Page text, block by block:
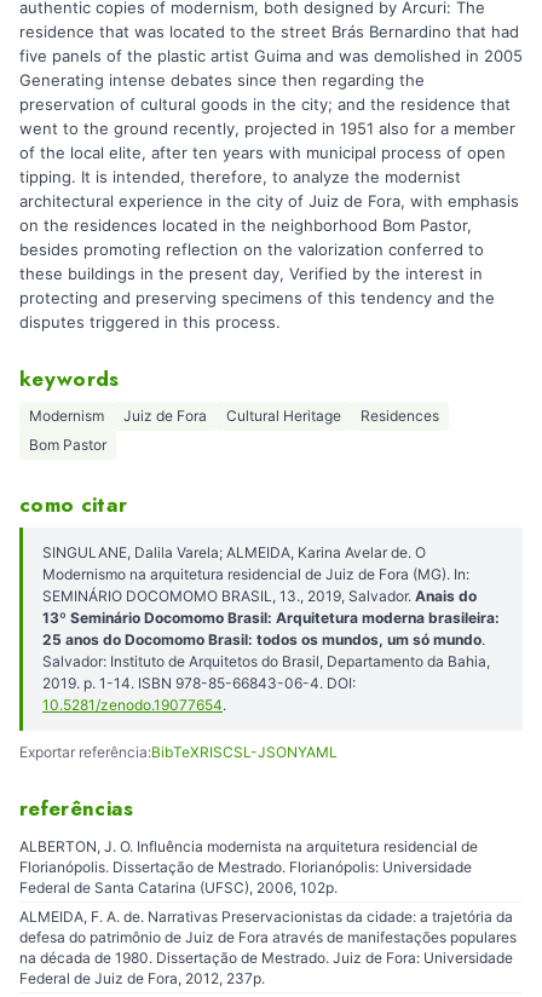
authentic copies of modernism, both designed by Arcuri: The
residence that was located to the street Brás Bernardino that had
five panels of the plastic artist Guima and was demolished in 2005
Generating intense debates since then regarding the
preservation of cultural goods in the city; and the residence that
went to the ground recently, projected in 1951 also for a member
of the local elite, after ten years with municipal process of open
tipping. It is intended, therefore, to analyze the modernist
architectural experience in the city of Juiz de Fora, with emphasis
on the residences located in the neighborhood Bom Pastor,
besides promoting reflection on the valorization conferred to
these buildings in the present day, Verified by the interest in
protecting and preserving specimens of this tendency and the
disputes triggered in this process.
keywords
Modernism Juiz de Fora Cultural Heritage
Residences
Bom Pastor
como citar
SINGULANE, Dalila Varela; ALMEIDA, Karina Avelar de. O
Modernismo na arquitetura residencial de Juiz de Fora (MG). In:
SEMINÁRIO DOCOMOMO BRASIL, 13., 2019, Salvador. Anais do
13º Seminário Docomomo Brasil: Arquitetura moderna brasileira:
25 anos do Docomomo Brasil: todos os mundos, um só mundo.
Salvador: Instituto de Arquitetos do Brasil, Departamento da Bahia,
2019. p. 1-14. ISBN 978-85-66843-06-4. DOI:
10.5281/zenodo.19077654.
Exportar referência:BibTeXRISCSL-JSONYAML
referências
ALBERTON, J. O. Influência modernista na arquitetura residencial de
Florianópolis. Dissertação de Mestrado. Florianópolis: Universidade
Federal de Santa Catarina (UFSC), 2006, 102p.
ALMEIDA, F. A. de. Narrativas Preservacionistas da cidade: a trajetória da
defesa do patrimônio de Juiz de Fora através de manifestações populares
na década de 1980. Dissertação de Mestrado. Juiz de Fora: Universidade
Federal de Juiz de Fora, 2012, 237p.